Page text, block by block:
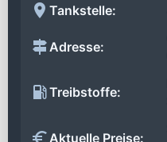
Tankstelle:
Adresse:
Treibstoffe:
Aktuelle Preise: